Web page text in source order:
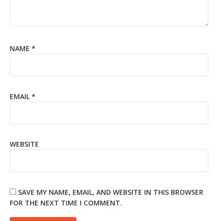
NAME *
EMAIL *
WEBSITE
SAVE MY NAME, EMAIL, AND WEBSITE IN THIS BROWSER
FOR THE NEXT TIME I COMMENT.